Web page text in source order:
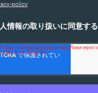
policy
情報の取り扱いに同意する